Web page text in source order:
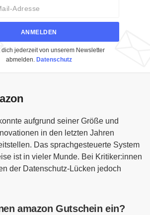
ANMELDEN
dich jederzeit von unserem Newsletter
abmelden. Datenschutz
aufgrund seiner Größe und
in den letzten Jahren
Das sprachgesteuerte System
ist in vieler Munde. Bei Kritiker:innen
der Datenschutz-Lücken jedoch
amazon Gutschein ein?